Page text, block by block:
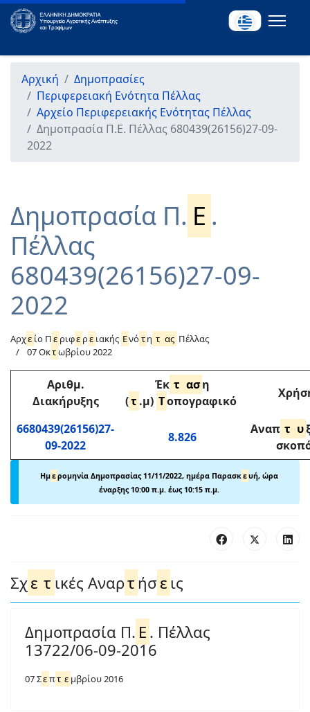
Αρχική
Δημοπρασίες
Περιφερειακή Ενότητα Πέλλας
Αρχείο Περιφερειακής Ενότητας Πέλλας
Δημοπρασία Π.Ε. Πέλλας 680439(26156)27-09-
2022
Δημοπρασία Π. Ε .
Πέλλας
680439(26156)27-09-
2022
Αρχε ίο Πε ριφε ρε ιακής Ενότη τ ας Πέλλας
07 Οκτωβρίου 2022
Αριθμ.
Διακήρυξης
Έκ τ αση
(τ .μ) Τοπογραφικό
6680439(26156)27-
09-2022
8.826
Αναπ τ υ
Ημερομηνία Δημοπρασίας 11/11/2022, ημέρα Παρασκευή, ώρα
έναρξης 10:00 π.μ. έως 10:15 π.μ.
Σχε τ ικές Αναρτ ήσ ε ις
Δημοπρασία Π. Ε . Πέλλας
13722/06-09-2016
07 Σεπτ ε μβρίου 2016